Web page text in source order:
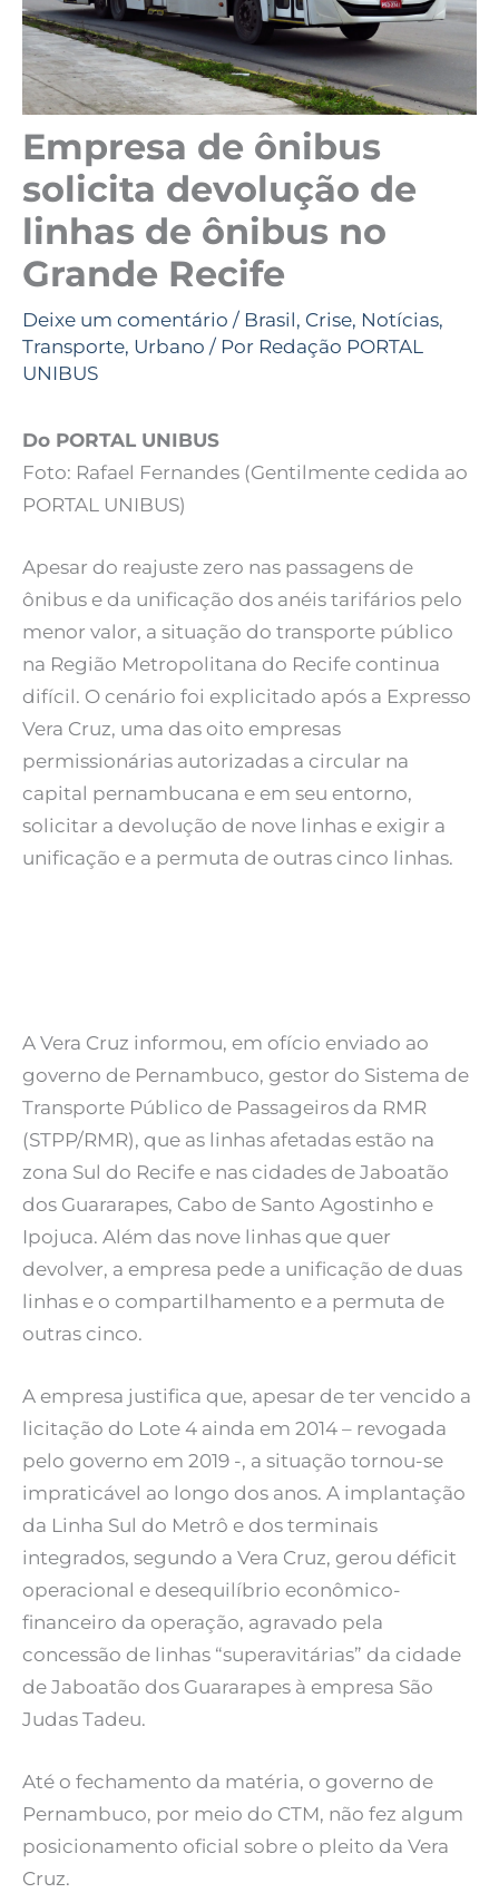
Empresa de ônibus
solicita devolução de
linhas de ônibus no
Grande Recife
Deixe um comentário / Brasil, Crise, Notícias,
Transporte, Urbano / Por Redação PORTAL
UNIBUS
Do PORTAL UNIBUS
Foto: Rafael Fernandes (Gentilmente cedida ao
PORTAL UNIBUS)
Apesar do reajuste zero nas passagens de
ônibus e da unificação dos anéis tarifários pelo
menor valor, a situação do transporte público
na Região Metropolitana do Recife continua
difícil. O cenário foi explicitado após a Expresso
Vera Cruz, uma das oito empresas
permissionárias autorizadas a circular na
capital pernambucana e em seu entorno,
solicitar a devolução de nove linhas e exigir a
unificação e a permuta de outras cinco linhas.
A Vera Cruz informou, em ofício enviado ao
governo de Pernambuco, gestor do Sistema de
Transporte Público de Passageiros da RMR
(STPP/RMR), que as linhas afetadas estão na
zona Sul do Recife e nas cidades de Jaboatão
dos Guararapes, Cabo de Santo Agostinho e
Ipojuca. Além das nove linhas que quer
devolver, a empresa pede a unificação de duas
linhas e o compartilhamento e a permuta de
outras cinco.
A empresa justifica que, apesar de ter vencido a
licitação do Lote 4 ainda em 2014 – revogada
pelo governo em 2019 -, a situação tornou-se
impraticável ao longo dos anos. A implantação
da Linha Sul do Metrô e dos terminais
integrados, segundo a Vera Cruz, gerou déficit
operacional e desequilíbrio econômico-
financeiro da operação, agravado pela
concessão de linhas “superavitárias” da cidade
de Jaboatão dos Guararapes à empresa São
Judas Tadeu.
Até o fechamento da matéria, o governo de
Pernambuco, por meio do CTM, não fez algum
posicionamento oficial sobre o pleito da Vera
Cruz.